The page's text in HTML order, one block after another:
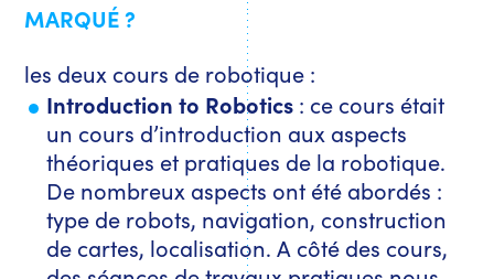
MARQUÉ ?
les deux cours de robotique :
Introduction to Robotics : ce cours était
un cours d’introduction aux aspects
théoriques et pratiques de la robotique.
De nombreux aspects ont été abordés :
type de robots, navigation, construction
de cartes, localisation. A côté des cours,